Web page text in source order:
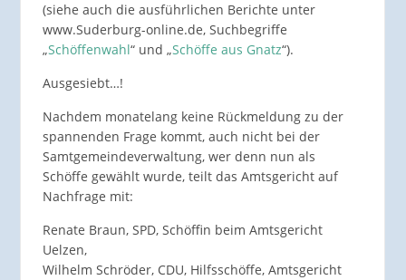
(siehe auch die ausführlichen Berichte unter
www.Suderburg-online.de, Suchbegriffe
„Schöffenwahl“ und „Schöffe aus Gnatz“).
Ausgesiebt…!
Nachdem monatelang keine Rückmeldung zu der
spannenden Frage kommt, auch nicht bei der
Samtgemeindeverwaltung, wer denn nun als
Schöffe gewählt wurde, teilt das Amtsgericht auf
Nachfrage mit:
Renate Braun, SPD, Schöffin beim Amtsgericht
Uelzen,
Wilhelm Schröder, CDU, Hilfsschöffe, Amtsgericht